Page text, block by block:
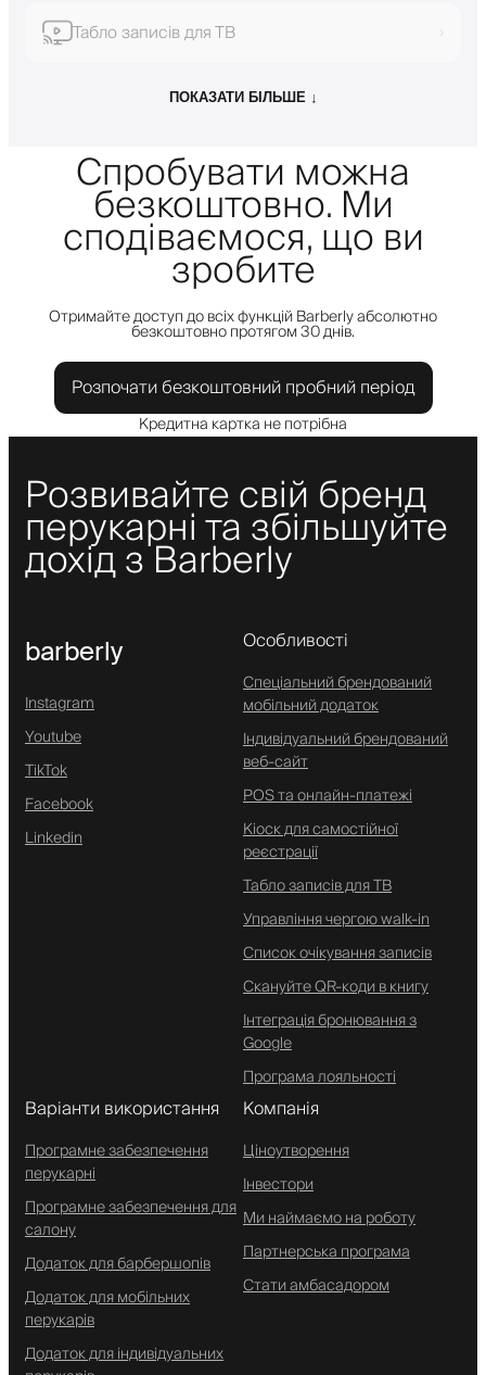
Табло записів для ТВ ›
ПОКАЗАТИ БІЛЬШЕ ↓
Спробувати можна
безкоштовно. Ми
сподіваємося, що ви
зробите
Отримайте доступ до всіх функцій Barberly абсолютно
безкоштовно протягом 30 днів.
Розпочати безкоштовний пробний період
Кредитна картка не потрібна
Розвивайте свій бренд
перукарні та збільшуйте
дохід з Barberly
barberly
Instagram
Youtube
TikTok
Facebook
Linkedin
Особливості
Спеціальний брендований
мобільний додаток
Індивідуальний брендований
веб-сайт
POS та онлайн-платежі
Кіоск для самостійної
реєстрації
Табло записів для ТВ
Управління чергою walk-in
Список очікування записів
Скануйте QR-коди в книгу
Інтеграція бронювання з
Google
Програма лояльності
Варіанти використання
Програмне забезпечення
перукарні
Програмне забезпечення для
салону
Додаток для барбершопів
Додаток для мобільних
перукарів
Додаток для індивідуальних
Компанія
Ціноутворення
Інвестори
Ми наймаємо на роботу
Партнерська програма
Стати амбасадором